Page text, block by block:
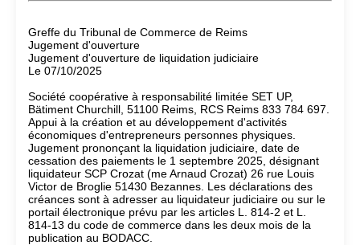
Greffe du Tribunal de Commerce de Reims
Jugement d'ouverture
Jugement d'ouverture de liquidation judiciaire
Le 07/10/2025
Société coopérative à responsabilité limitée SET UP,
Bätiment Churchill, 51100 Reims, RCS Reims 833 784 697.
Appui à la création et au développement d'activités
économiques d'entrepreneurs personnes physiques.
Jugement prononçant la liquidation judiciaire, date de
cessation des paiements le 1 septembre 2025, désignant
liquidateur SCP Crozat (me Arnaud Crozat) 26 rue Louis
Victor de Broglie 51430 Bezannes. Les déclarations des
créances sont à adresser au liquidateur judiciaire ou sur le
portail électronique prévu par les articles L. 814-2 et L.
814-13 du code de commerce dans les deux mois de la
publication au BODACC.